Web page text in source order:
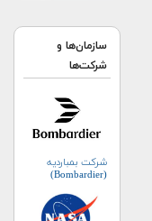
سازمان‌ها و
شرکت‌ها
شرکت بمباردیه
(Bombardier)